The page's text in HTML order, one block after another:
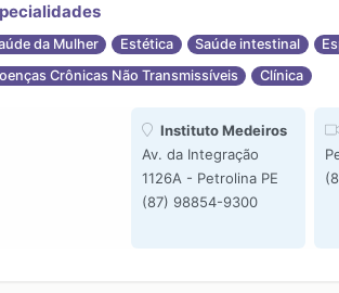
da Mulher Estética Saúde intestinal
Crônicas Não Transmissíveis
Clínica
Instituto Medeiros
Av. da Integração
1126A - Petrolina PE
(87) 98854-9300